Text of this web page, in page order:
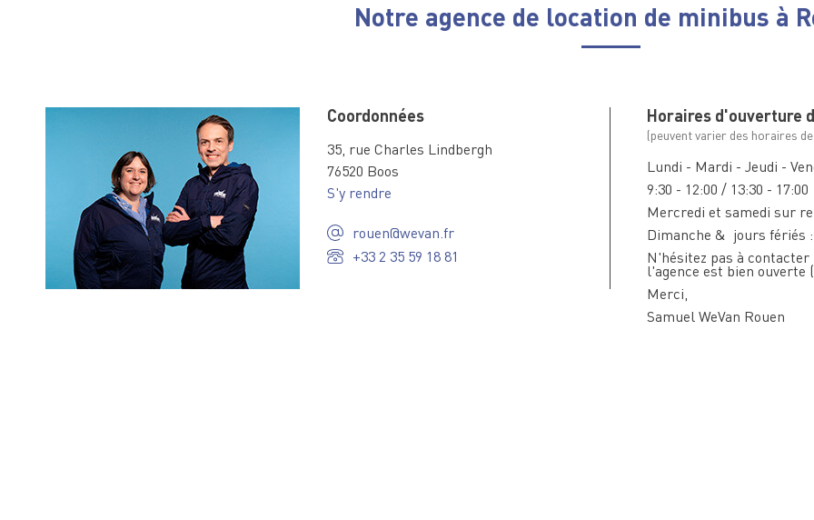
Notre agence de location de minibus à
Coordonnées
35, rue Charles Lindbergh
76520 Boos
S'y rendre
rouen@wevan.fr
+33 2 35 59 18 81
Horaires d'ouverture
(peuvent varier des horaires
Lundi - Mardi - Jeudi -
9:30 - 12:00 / 13:30 - 17:00
Mercredi et samedi sur
Dimanche & jours fériés
N'hésitez pas à contacter
l'agence est bien
Merci,
Samuel WeVan Rouen